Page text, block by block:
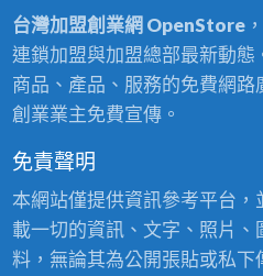
台灣加盟創業網 OpenStore
連鎖加盟與加盟總部最新動
商品、產品、服務的免費網
創業業主免費宣傳。
免責聲明
本網站僅提供資訊參考平台
載一切的資訊、文字、照片
料，無論其為公開張貼或私